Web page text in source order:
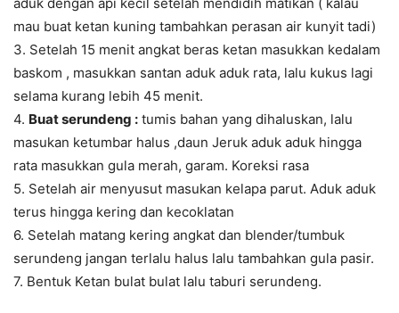
aduk dengan api kecil setelah mendidih matikan ( kalau
mau buat ketan kuning tambahkan perasan air kunyit tadi)
3. Setelah 15 menit angkat beras ketan masukkan kedalam
baskom , masukkan santan aduk aduk rata, lalu kukus lagi
selama kurang lebih 45 menit.
4. Buat serundeng : tumis bahan yang dihaluskan, lalu
masukan ketumbar halus ,daun Jeruk aduk aduk hingga
rata masukkan gula merah, garam. Koreksi rasa
5. Setelah air menyusut masukan kelapa parut. Aduk aduk
terus hingga kering dan kecoklatan
6. Setelah matang kering angkat dan blender/tumbuk
serundeng jangan terlalu halus lalu tambahkan gula pasir.
7. Bentuk Ketan bulat bulat lalu taburi serundeng.